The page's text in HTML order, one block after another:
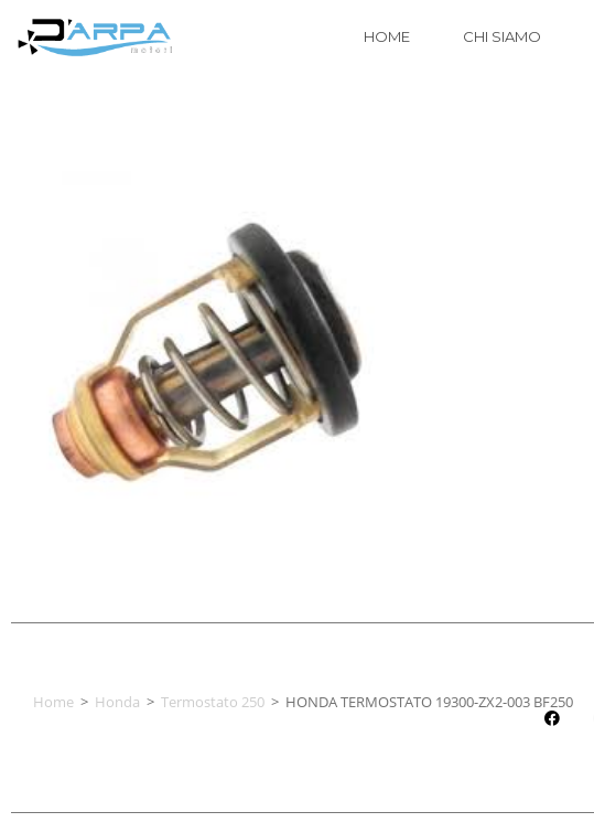
HOME CHI SIAMO
Home > Honda > Termostato 250 > HONDA TERMOSTATO 19300-ZX2-003 BF250